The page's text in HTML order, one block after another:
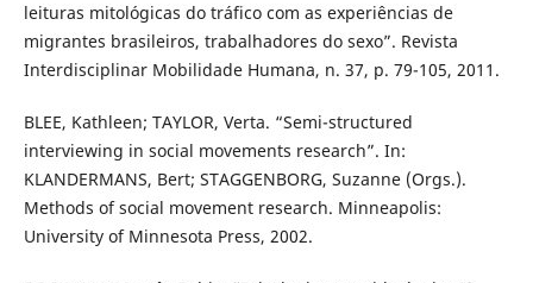
leituras mitológicas do tráfico com as experiências de
migrantes brasileiros, trabalhadores do sexo”. Revista
Interdisciplinar Mobilidade Humana, n. 37, p. 79-105, 2011.
BLEE, Kathleen; TAYLOR, Verta. “Semi-structured
interviewing in social movements research”. In:
KLANDERMANS, Bert; STAGGENBORG, Suzanne (Orgs.).
Methods of social movement research. Minneapolis:
University of Minnesota Press, 2002.